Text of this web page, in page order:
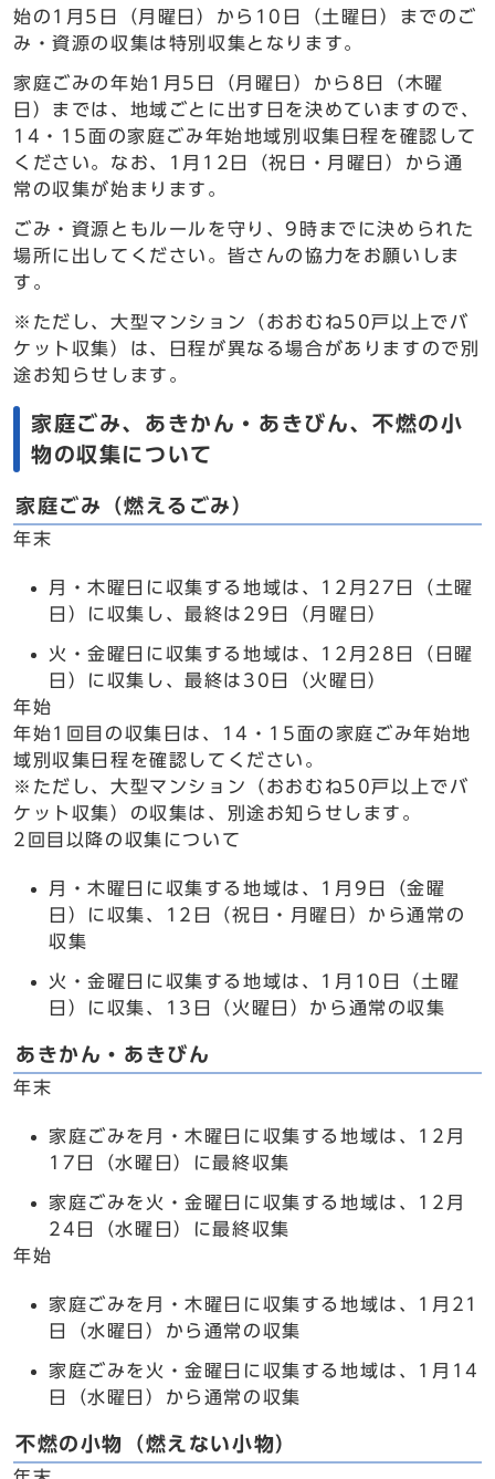
始の1月5日（月曜日）から10日（土曜日）までのご
み・資源の収集は特別収集となります。
家庭ごみの年始1月5日（月曜日）から8日（木曜
日）までは、地域ごとに出す日を決めていますので、
14・15面の家庭ごみ年始地域別収集日程を確認して
ください。なお、1月12日（祝日・月曜日）から通
常の収集が始まります。
ごみ・資源ともルールを守り、9時までに決められた
場所に出してください。皆さんの協力をお願いしま
す。
※ただし、大型マンション（おおむね50戸以上でバ
ケット収集）は、日程が異なる場合がありますので別
途お知らせします。
家庭ごみ、あきかん・あきびん、不燃の小
物の収集について
家庭ごみ（燃えるごみ）
年末
月・木曜日に収集する地域は、12月27日（土曜
日）に収集し、最終は29日（月曜日）
火・金曜日に収集する地域は、12月28日（日曜
日）に収集し、最終は30日（火曜日）
年始
年始1回目の収集日は、14・15面の家庭ごみ年始地
域別収集日程を確認してください。
※ただし、大型マンション（おおむね50戸以上でバ
ケット収集）の収集は、別途お知らせします。
2回目以降の収集について
月・木曜日に収集する地域は、1月9日（金曜
日）に収集、12日（祝日・月曜日）から通常の
収集
火・金曜日に収集する地域は、1月10日（土曜
日）に収集、13日（火曜日）から通常の収集
あきかん・あきびん
年末
家庭ごみを月・木曜日に収集する地域は、12月
17日（水曜日）に最終収集
家庭ごみを火・金曜日に収集する地域は、12月
24日（水曜日）に最終収集
年始
家庭ごみを月・木曜日に収集する地域は、1月21
日（水曜日）から通常の収集
家庭ごみを火・金曜日に収集する地域は、1月14
日（水曜日）から通常の収集
不燃の小物（燃えない小物）